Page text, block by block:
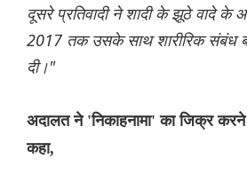
दूसरे प्रतिवादी ने शादी के झूठे वादे के
2017 तक उसके साथ शारीरिक संबंध
दी।"
अदालत ने 'निकाहनामा' का जिक्र
कहा,